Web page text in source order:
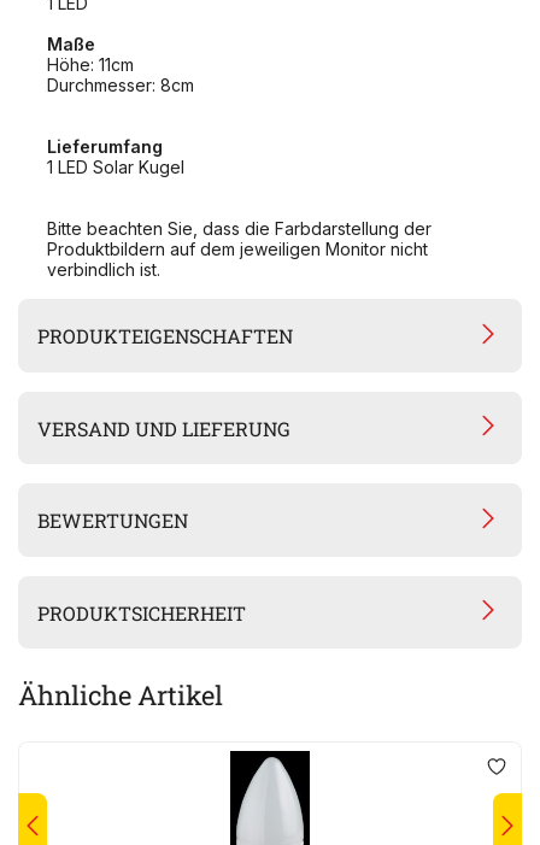
Maße
Höhe: 11cm
Durchmesser: 8cm
Lieferumfang
1 LED Solar Kugel
Bitte beachten Sie, dass die Farbdarstellung der
Produktbildern auf dem jeweiligen Monitor nicht
verbindlich ist.
PRODUKTEIGENSCHAFTEN
VERSAND UND LIEFERUNG
BEWERTUNGEN
PRODUKTSICHERHEIT
Ähnliche Artikel